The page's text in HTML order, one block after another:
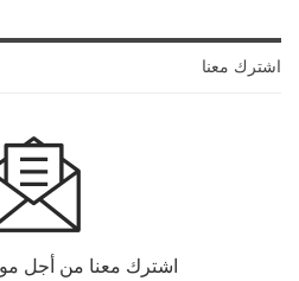
اشترك معنا
اشترك معنا من أجل